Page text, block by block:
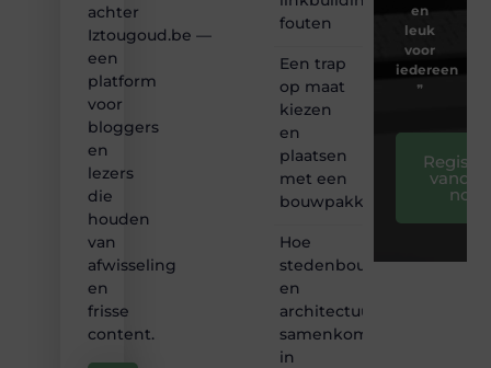
achter
Iztougoud.be —
een
platform
voor
bloggers
en
lezers
die
houden
van
afwisseling
en
frisse
content.
fouten
Een trap
op maat
kiezen
en
plaatsen
met een
bouwpakket
Hoe
stedenbouw
en
architectuur
samenkomen
in
en
leuk
voor
iedereen
❞
nog